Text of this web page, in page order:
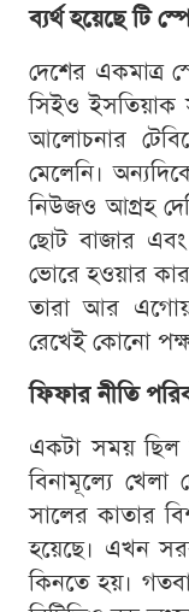
ব্যর্থ হয়েছে টি
দেশের একমাত্র
সিইও ইসতিয়াক
আলোচনার
মেলেনি।
নিউজও আগ্রহ
ছোট বাজার
ভোরে হওয়ার
তারা আর
রেখেই কোনো
ফিফার নীতি
একটা সময় ছিল
বিনামূল্যে
সালের কাতার
হয়েছে। এখন
কিনতে হয়।